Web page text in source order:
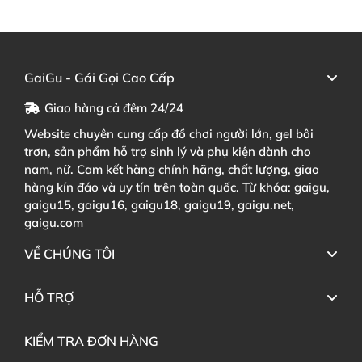
GaiGu - Gái Gọi Cao Cấp
Giao hàng cả đêm 24/24
Website chuyên cung cấp đồ chơi người lớn, gel bôi
trơn, sản phẩm hỗ trợ sinh lý và phụ kiện dành cho
nam, nữ. Cam kết hàng chính hãng, chất lượng, giao
hàng kín đáo và uy tín trên toàn quốc. Từ khóa: gaigu,
gaigu15, gaigu16, gaigu18, gaigu19, gaigu.net,
gaigu.com
VỀ CHÚNG TÔI
HỖ TRỢ
KIỂM TRA ĐƠN HÀNG